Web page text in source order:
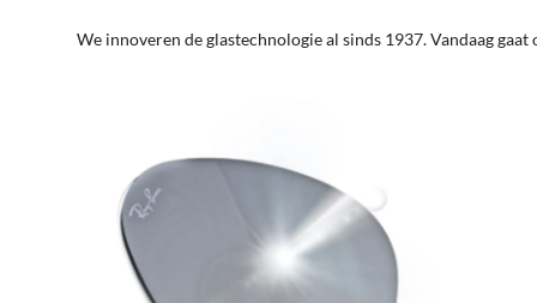
We innoveren de glastechnologie al sinds 1937. Vandaag